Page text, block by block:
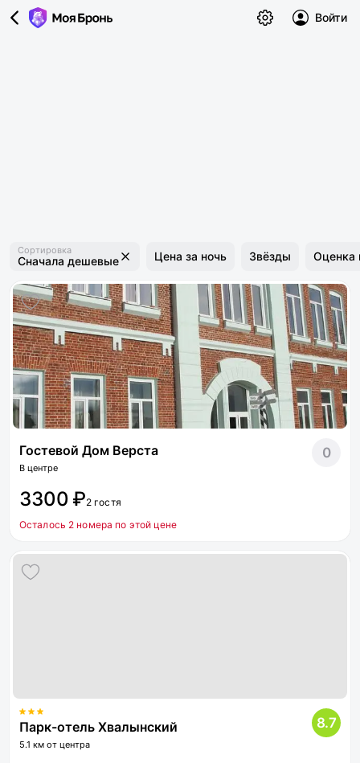
Войти
Сортировка
Сначала дешевые Цена за ночь Звёзды Оценка
Гостевой Дом Верста
В центре
0
3300 ₽2 гостя
Осталось 2 номера по этой цене
Парк-отель Хвалынский
5.1 км от центра
8.7